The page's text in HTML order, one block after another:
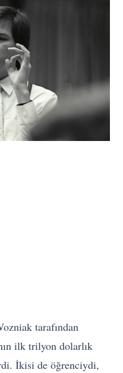
tarafından
ilk trilyon dolarlık
İkisi de öğrenciydi,